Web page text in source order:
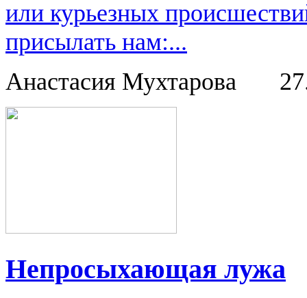
или курьезных
присылать нам:...
Анастасия Мухтарова
Непросыхающая лужа